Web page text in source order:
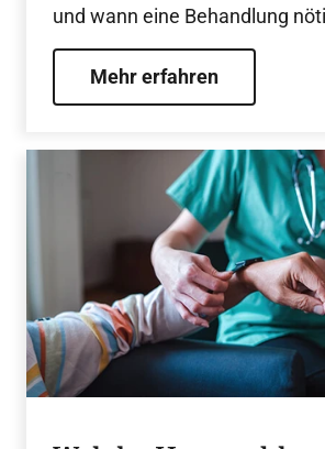
und wann eine Behandlung
Mehr erfahren